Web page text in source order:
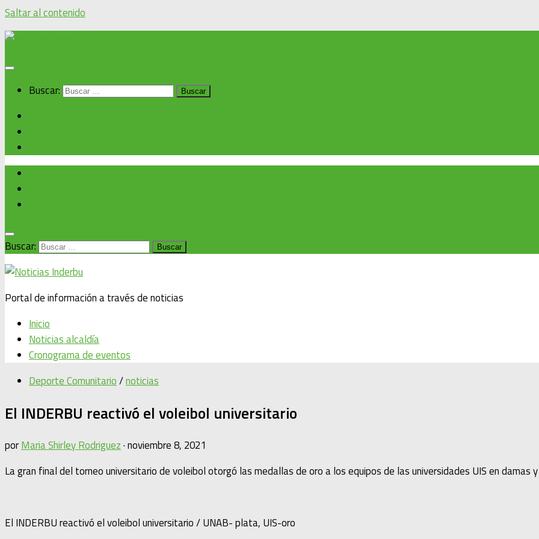
Saltar al contenido
Buscar:
Buscar:
Portal de información a través de noticias
Inicio
Noticias alcaldía
Cronograma de eventos
Deporte Comunitario/noticias
El INDERBU reactivó el voleibol universitario
porMaria Shirley Rodriguez·noviembre 8, 2021
La gran final del torneo universitario de voleibol otorgó las medallas de oro a los equipos de las universidades UIS en damas y
El INDERBU reactivó el voleibol universitario / UNAB- plata, UIS-oro